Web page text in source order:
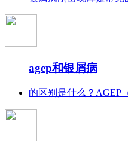
agep和银屑病
的区别是什么？AGEP